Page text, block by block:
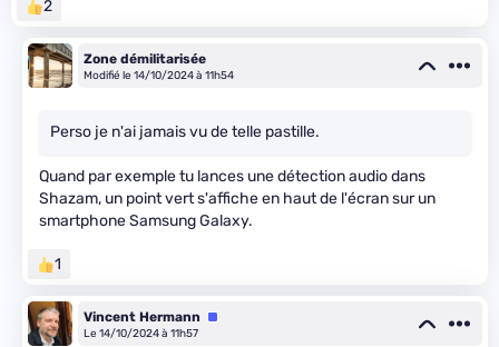
2
Zone démilitarisée
Modifié le 14/10/2024 à 11h54
Perso je n'ai jamais vu de telle pastille.
Quand par exemple tu lances une détection audio dans
Shazam, un point vert s'affiche en haut de l'écran sur un
smartphone Samsung Galaxy.
1
Vincent Hermann
Équipe
Le 14/10/2024 à 11h57